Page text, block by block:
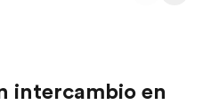
intercambio en